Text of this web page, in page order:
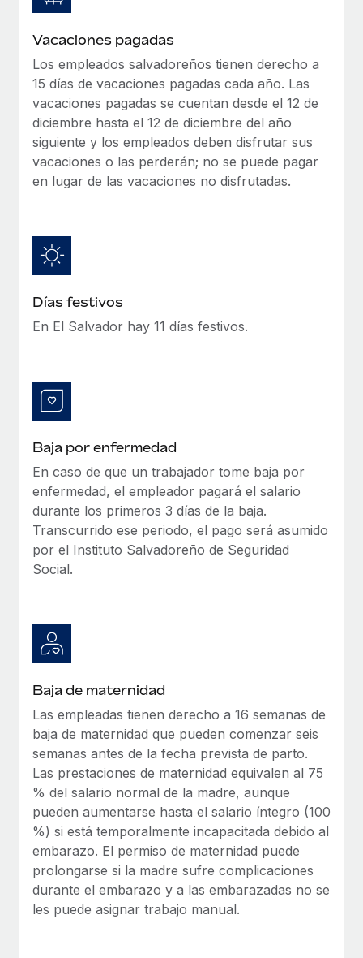
Obtén ayuda de gente experta en RR. HH. globales
y cumplimiento normativo.
Comprobaciones de antecedentes
Simplifica los procesos de cribado de candidatos.
Cumplimiento normativo
Adelántate a los riesgos de cumplimiento
normativo.
Proporciona dispositivos tecnológicos y contrólalos
en todo el mundo.
Apertura de entidades
Abre entidades conforme a la legalidad enseguida.
Prestaciones
complicaciones.
CASOS PRÁCTICOS
Nómina global
EOR y PEO
Contractor Management
Explora el blog
Novedades de producto de Remote:
La misión de Remote sigue siendo ayudar a empresas de
todos los tamaños a contratar, gestionar y...
Pento se convierte en un empleador equitativo
con Remote
Gestionar las nóminas internamente es complicado. Tardas
semanas en hacerlo manualmente y, al mes...
Vacaciones pagadas
Los empleados salvadoreños tienen derecho a
15 días de vacaciones pagadas cada año. Las
vacaciones pagadas se cuentan desde el 12 de
diciembre hasta el 12 de diciembre del año
siguiente y los empleados deben disfrutar sus
vacaciones o las perderán; no se puede pagar
en lugar de las vacaciones no disfrutadas.
Días festivos
En El Salvador hay 11 días festivos.
Baja por enfermedad
En caso de que un trabajador tome baja por
enfermedad, el empleador pagará el salario
durante los primeros 3 días de la baja.
Transcurrido ese periodo, el pago será asumido
por el Instituto Salvadoreño de Seguridad
Social.
Baja de maternidad
Las empleadas tienen derecho a 16 semanas de
baja de maternidad que pueden comenzar seis
semanas antes de la fecha prevista de parto.
Las prestaciones de maternidad equivalen al 75
% del salario normal de la madre, aunque
pueden aumentarse hasta el salario íntegro (100
%) si está temporalmente incapacitada debido al
embarazo. El permiso de maternidad puede
prolongarse si la madre sufre complicaciones
durante el embarazo y a las embarazadas no se
les puede asignar trabajo manual.